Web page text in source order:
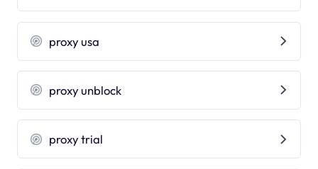
proxy usa
proxy unblock
proxy trial